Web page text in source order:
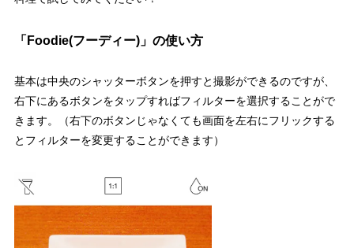
「Foodie(フーディー)」の使い方
基本は中央のシャッターボタンを押すと撮影ができるのですが、
右下にあるボタンをタップすればフィルターを選択することがで
きます。（右下のボタンじゃなくても画面を左右にフリックする
とフィルターを変更することができます）